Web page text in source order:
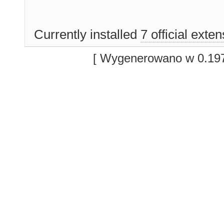
Currently installed 7 official
[ Wygenerowano w